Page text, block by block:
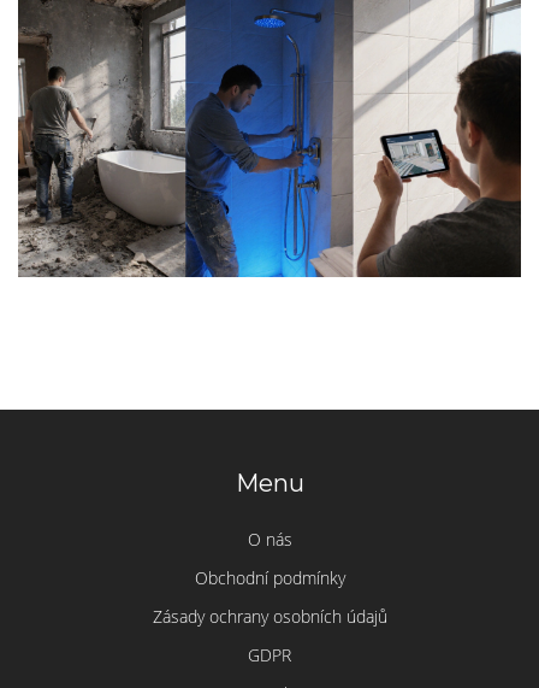
Menu
O nás
Obchodní podmínky
Zásady ochrany osobních údajů
GDPR